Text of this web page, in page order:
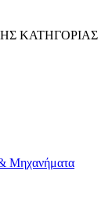
ΚΑΤΗΓΟΡΙΑΣ
Μηχανήματα